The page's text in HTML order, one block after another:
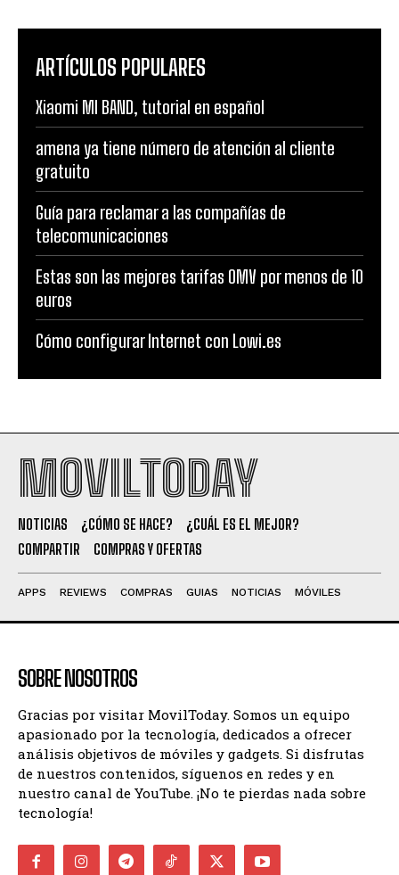
ARTÍCULOS POPULARES
Xiaomi MI BAND, tutorial en español
amena ya tiene número de atención al cliente
gratuito
Guía para reclamar a las compañías de
telecomunicaciones
Estas son las mejores tarifas OMV por menos de 10
euros
Cómo configurar Internet con Lowi.es
MOVILTODAY
NOTICIAS ¿CÓMO SE HACE?
¿CUÁL ES EL MEJOR?
COMPARTIR
COMPRAS Y OFERTAS
APPS REVIEWS COMPRAS GUIAS NOTICIAS MÓVILES
SOBRE NOSOTROS
Gracias por visitar MovilToday. Somos un equipo
apasionado por la tecnología, dedicados a ofrecer
análisis objetivos de móviles y gadgets. Si disfrutas
de nuestros contenidos, síguenos en redes y en
nuestro canal de YouTube. ¡No te pierdas nada sobre
tecnología!